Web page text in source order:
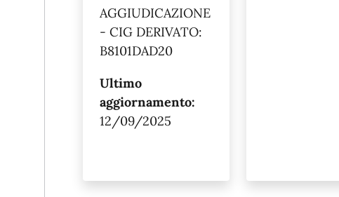
AGGIUDICAZIONE
- CIG DERIVATO:
B8101DAD20
Ultimo
aggiornamento:
12/09/2025